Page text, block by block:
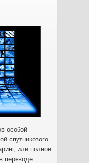
особой
спутникового
или полное
переводе